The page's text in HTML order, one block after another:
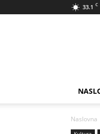
33.1 C
Naslovna